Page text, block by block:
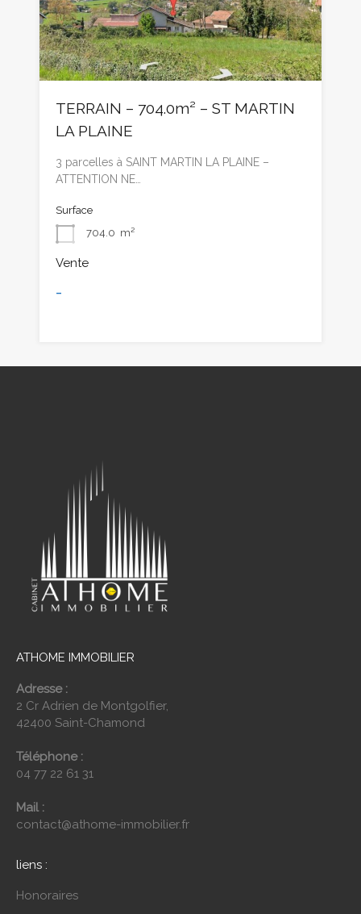
TERRAIN – 704.0m² – ST MARTIN
LA PLAINE
3 parcelles à SAINT MARTIN LA PLAINE –
ATTENTION NE…
Surface
704.0 m²
Vente
-
ATHOME IMMOBILIER
Adresse :
2 Cr Adrien de Montgolfier,
42400 Saint-Chamond
Téléphone :
04 77 22 61 31
Mail :
contact@athome-immobilier.fr
liens :
Honoraires